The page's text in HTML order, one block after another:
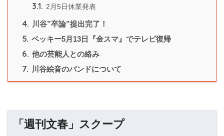
3.1. 2月5日休業発表
4. 川谷”卒論”提出完了！
5. ベッキー5月13日『金スマ』でテレビ復帰
6. 他の芸能人との絡み
7. 川谷絵音のバンドについて
「週刊文春」スクープ